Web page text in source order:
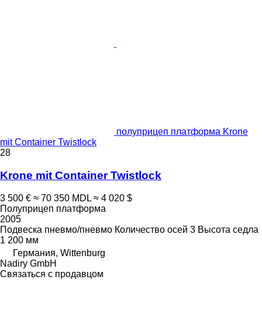
полуприцеп платформа Krone
mit Container Twistlock
28
Krone mit Container Twistlock
3 500 € ≈ 70 350 MDL ≈ 4 020 $
Полуприцеп платформа
2005
Подвеска пневмо/пневмо Количество осей 3 Высота седла
1 200 мм
Германия, Wittenburg
Nadiry GmbH
Связаться с продавцом